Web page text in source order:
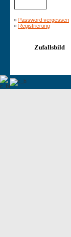
» Password vergessen
» Registrierung
Zufallsbild